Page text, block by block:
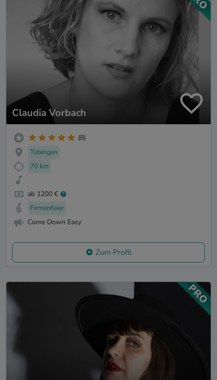
Claudia Vorbach
(8)
Tübingen
70 km
ab 1200 €
Firmenfeier
Come Down Easy
Zum Profil